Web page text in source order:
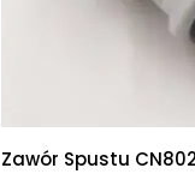
Zawór Spustu